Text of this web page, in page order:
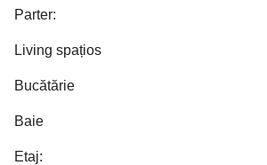
Parter:
Living spațios
Bucătărie
Baie
Etaj: